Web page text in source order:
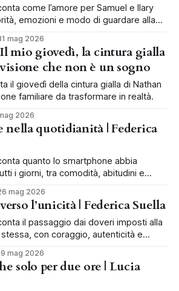
come l’amore per Samuel e Ilary
emozioni e modo di guardare alla
mag 2026
mio giovedì, la cintura gialla
che non è un sogno
il giovedì della cintura gialla di Nathan
familiare da trasformare in realtà.
2026
nella quotidianità | Federica
quanto lo smartphone abbia
i giorni, tra comodità, abitudini e
mag 2026
l’unicità | Federica Suella
il passaggio dai doveri imposti alla
con coraggio, autenticità e
mag 2026
solo per due ore | Lucia